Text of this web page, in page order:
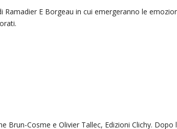
E Borgeau in cui emergeranno le
Cosme e Olivier Tallec, Edizioni Clichy. Dopo